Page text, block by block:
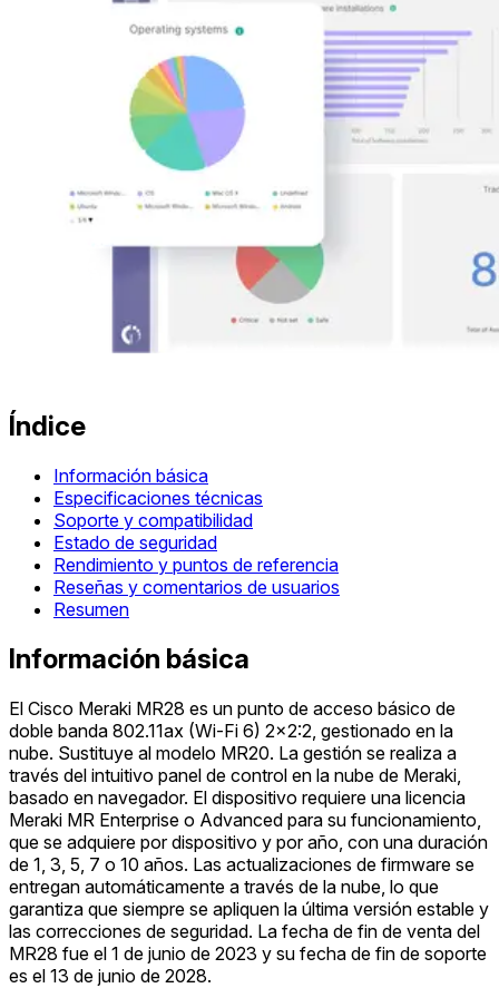
Índice
Información básica
Especificaciones técnicas
Soporte y compatibilidad
Estado de seguridad
Rendimiento y puntos de referencia
Reseñas y comentarios de usuarios
Resumen
Información básica
El Cisco Meraki MR28 es un punto de acceso básico de
doble banda 802.11ax (Wi-Fi 6) 2x2:2, gestionado en la
nube. Sustituye al modelo MR20. La gestión se realiza a
través del intuitivo panel de control en la nube de Meraki,
basado en navegador. El dispositivo requiere una licencia
Meraki MR Enterprise o Advanced para su funcionamiento,
que se adquiere por dispositivo y por año, con una duración
de 1, 3, 5, 7 o 10 años. Las actualizaciones de firmware se
entregan automáticamente a través de la nube, lo que
garantiza que siempre se apliquen la última versión estable y
las correcciones de seguridad. La fecha de fin de venta del
MR28 fue el 1 de junio de 2023 y su fecha de fin de soporte
es el 13 de junio de 2028.